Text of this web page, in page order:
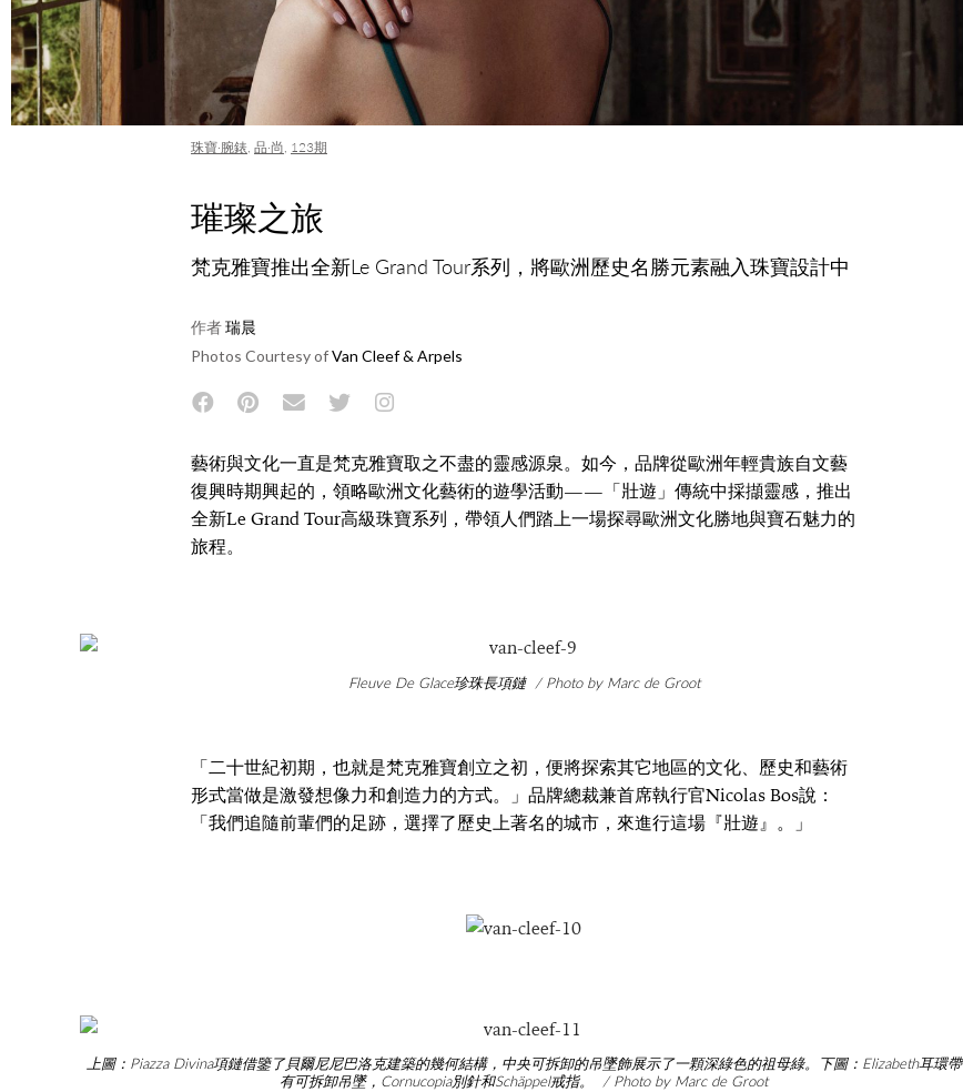
珠寶·腕錶 品·尚 123期
璀璨之旅
梵克雅寶推出全新Le Grand Tour系列，將歐洲歷史名勝元素融入珠寶設計中
作者瑞晨
Photos Courtesy ofVan Cleef & Arpels
藝術與文化一直是梵克雅寶取之不盡的靈感源泉。如今，品牌從歐洲年輕貴族自文藝
復興時期興起的，領略歐洲文化藝術的遊學活動——「壯遊」傳統中採擷靈感，推出
全新Le Grand Tour高級珠寶系列，帶領人們踏上一場探尋歐洲文化勝地與寶石魅力的
旅程。
Fleuve De Glace珍珠長項鏈 / Photo by Marc de Groot
「二十世紀初期，也就是梵克雅寶創立之初，便將探索其它地區的文化、歷史和藝術
形式當做是激發想像力和創造力的方式。」品牌總裁兼首席執行官Nicolas Bos說：
「我們追隨前輩們的足跡，選擇了歷史上著名的城市，來進行這場『壯遊』。」
上圖：Piazza Divina項鏈借鑒了貝爾尼尼巴洛克建築的幾何結構，中央可拆卸的吊墜飾展示了一顆深綠色的祖母綠。下圖：Elizabeth耳環帶
有可拆卸吊墜，Cornucopia別針和Schäppel戒指。 / Photo by Marc de Groot